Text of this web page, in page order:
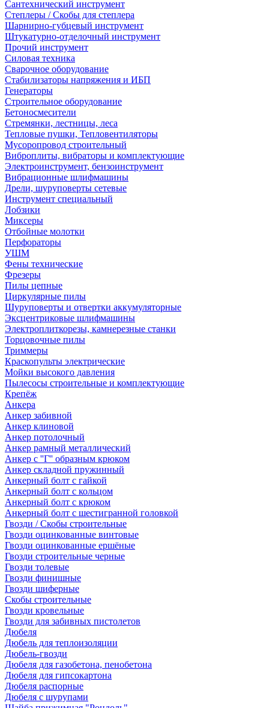
Сантехнический инструмент
Степлеры / Скобы для степлера
Шарнирно-губцевый инструмент
Штукатурно-отделочный инструмент
Прочий инструмент
Силовая техника
Сварочное оборудование
Стабилизаторы напряжения и ИБП
Генераторы
Строительное оборудование
Бетоносмесители
Стремянки, лестницы, леса
Тепловые пушки, Тепловентиляторы
Мусоропровод строительный
Виброплиты, вибраторы и комплектующие
Электроинструмент, бензоинструмент
Вибрационные шлифмашины
Дрели, шуруповерты сетевые
Инструмент специальный
Лобзики
Миксеры
Отбойные молотки
Перфораторы
УШМ
Фены технические
Фрезеры
Пилы цепные
Циркулярные пилы
Шуруповерты и отвертки аккумуляторные
Эксцентриковые шлифмашины
Электроплиткорезы, камнерезные станки
Торцовочные пилы
Триммеры
Краскопульты электрические
Мойки высокого давления
Пылесосы строительные и комплектующие
Крепёж
Анкера
Анкер забивной
Анкер клиновой
Анкер потолочный
Анкер рамный металлический
Анкер с ''Г'' образным крюком
Анкер складной пружинный
Анкерный болт с гайкой
Анкерный болт с кольцом
Анкерный болт с крюком
Анкерный болт с шестигранной головкой
Гвозди / Скобы строительные
Гвозди оцинкованные винтовые
Гвозди оцинкованные ершёные
Гвозди строительные черные
Гвозди толевые
Гвозди финишные
Гвозди шиферные
Скобы строительные
Гвозди кровельные
Гвозди для забивных пистолетов
Дюбеля
Дюбель для теплоизоляции
Дюбель-гвозди
Дюбеля для газобетона, пенобетона
Дюбеля для гипсокартона
Дюбеля распорные
Дюбеля с шурупами